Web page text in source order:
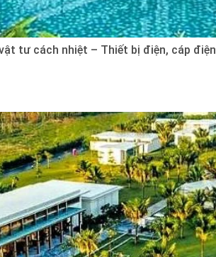
tư cách nhiệt – Thiết bị điện, cáp điện